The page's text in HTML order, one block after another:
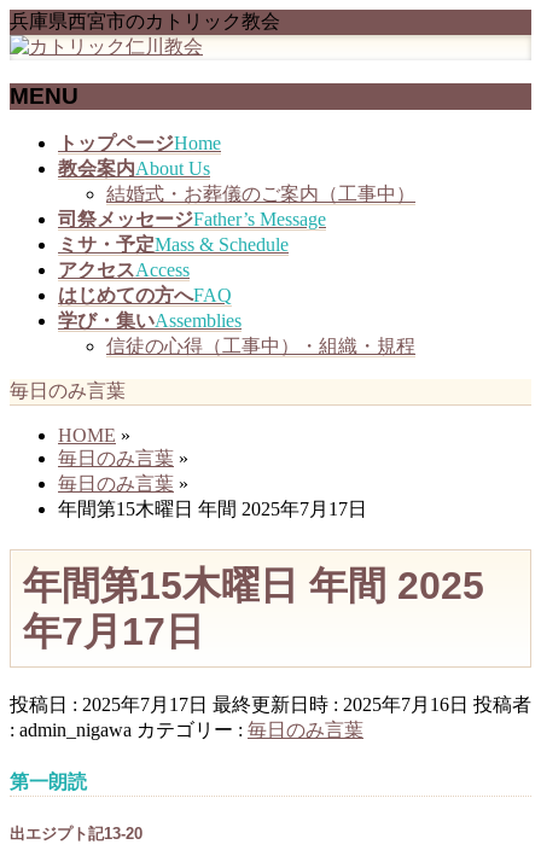
兵庫県西宮市のカトリック教会
MENU
トップページHome
教会案内About Us
結婚式・お葬儀のご案内（工事中）
司祭メッセージFather’s Message
ミサ・予定Mass & Schedule
アクセスAccess
はじめての方へFAQ
学び・集いAssemblies
信徒の心得（工事中）・組織・規程
毎日のみ言葉
HOME »
毎日のみ言葉 »
毎日のみ言葉 »
年間第15木曜日 年間 2025年7月17日
年間第15木曜日 年間 2025
年7月17日
投稿日 : 2025年7月17日 最終更新日時 : 2025年7月16日 投稿者
: admin_nigawa カテゴリー : 毎日のみ言葉
第一朗読
出エジプト記13-20